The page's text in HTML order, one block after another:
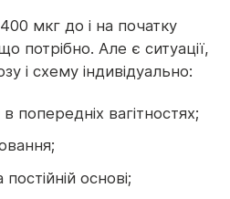
мкг до і на початку
потрібно. Але є ситуації,
і схему індивідуально:
попередніх вагітностях;
основі;